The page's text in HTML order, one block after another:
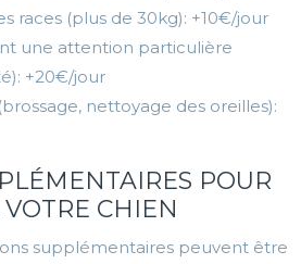
races (plus de 30kg): +10€/jour
une attention particulière
+20€/jour
nettoyage des oreilles):
POUR
CHIEN
supplémentaires peuvent être